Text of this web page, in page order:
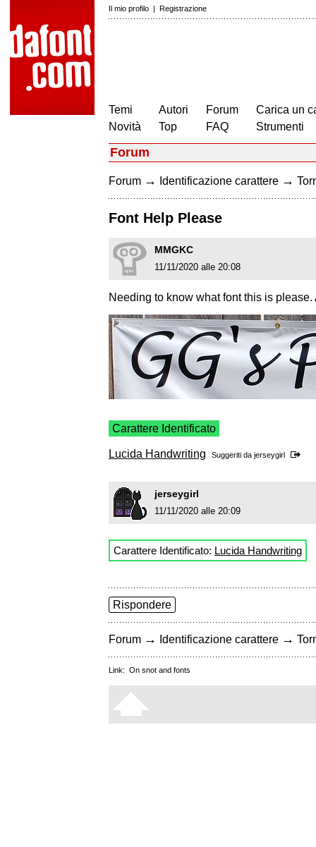
Il mio profilo | Registrazione
Temi
Novità
Autori
Top
Forum
FAQ
Carica un
Strumenti
Forum
Forum → Identificazione carattere →
Font Help Please
MMGKC
11/11/2020 alle 20:08
Needing to know what font this is
Carattere Identificato
Lucida Handwriting Suggeriti da jerseygirl
jerseygirl
11/11/2020 alle 20:09
Carattere Identificato: Lucida Handwriting
Rispondere
Forum → Identificazione carattere →
Link: On snot and fonts